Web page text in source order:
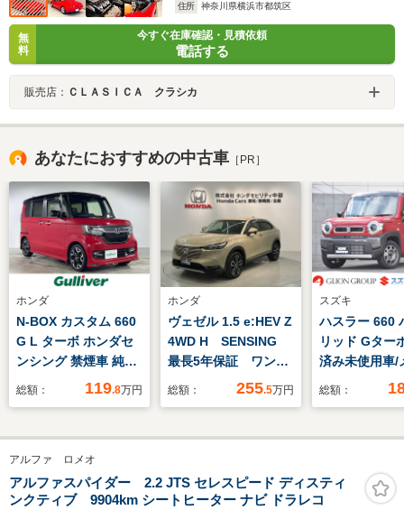
住所
神奈川県横浜市都筑区
無
料
今すぐ在庫確認・見積依頼
電話する
販売店： ＣＬＡＳＩＣＡ クラシカ
あなたにおすすめの中古車 ［PR］
ホンダ
N-BOX カスタム 660
G L ターボ ホンダセ
ンシング 禁煙車 純正
SDナビ ワンセ
ルコン LKA 衝突軽減
横滑り防止 アイドリ
ングストップ 後方コ
ーナーセンサー オー
総額： 119.8万円
ホンダ
ヴェゼル 1.5 e:HEV Z
4WD H SENSING
最長5年保証 ワンオ-
ナ- ナビVXU-
ディオ DVD ドラ
ト VSA シ-トヒ-
タ- クルコン アル
総額： 255.5万円
スズキ
ハスラー 660
リッド Gター
済み未使用車/
ーオプション
ュアルカメラ
ター/アダプテ
ルーズコント
総額：
アルファ ロメオ
アルファスパイダー 2.2 JTS セレスピード ディスティ
ンクティブ 9904km シートヒーター ナビ ドラレコ